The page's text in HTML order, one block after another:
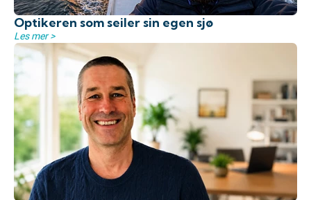
Optikeren som seiler sin egen sjø
Les mer >